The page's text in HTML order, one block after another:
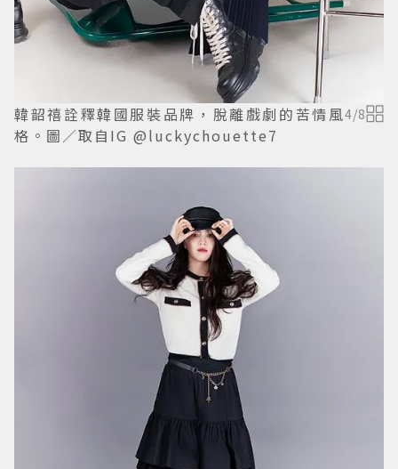
韓韶禧詮釋韓國服裝品牌，脫離戲劇的苦情風
格。圖／取自IG @luckychouette7
4/8